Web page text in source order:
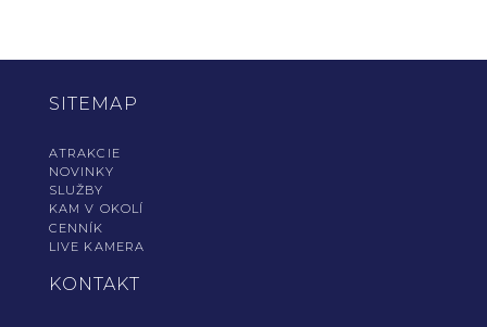
SITEMAP
ATRAKCIE
NOVINKY
SLUŽBY
KAM V OKOLÍ
CENNÍK
LIVE KAMERA
KONTAKT